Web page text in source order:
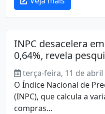
INPC desacelera
0,64%, revela
terça-feira, 11 de abril
O Índice Nacional de
(INPC), que calcula a
compras...